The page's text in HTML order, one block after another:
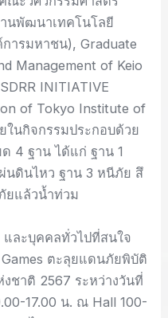
นพัฒนาเทคโนโลยี
ารมหาชน), Graduate
Management of Keio
INITIATIVE
of Tokyo Institute of
ในกิจกรรมประกอบด้วย
4 ฐาน ได้แก่ ฐาน 1
นดินไหว ฐาน 3 หนีภัย สึ
ยแล้วน้ำท่วม
ละบุคคลทั่วไปที่สนใจ
ตะลุยแดนภัยพิบัติ
ชาติ 2567 ระหว่างวันที่
17.00 น. ณ Hall 100-